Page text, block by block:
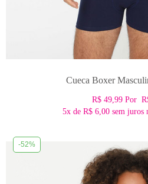
Cueca Boxer
R$ 49,99 Por
5x de R$ 6,00 sem juros
-52%